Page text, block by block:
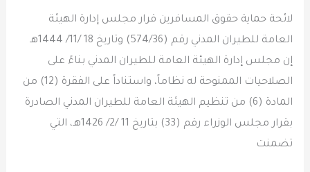
لائحة حماية حقوق المسافرين قرار مجلس إدارة الهيئة
العامة للطيران المدني رقم (574/36) وتاريخ 18 /11/ 1444هـ
إن مجلس إدارة الهيئة العامة للطيران المدني بناءً على
الصلاحيات الممنوحة له نظاماً، واستناداً على الفقرة (12) من
المادة (6) من تنظيم الهيئة العامة للطيران المدني الصادرة
بقرار مجلس الوزراء رقم (33) بتاريخ 11 /2/ 1426هـ، التي
تضمنت